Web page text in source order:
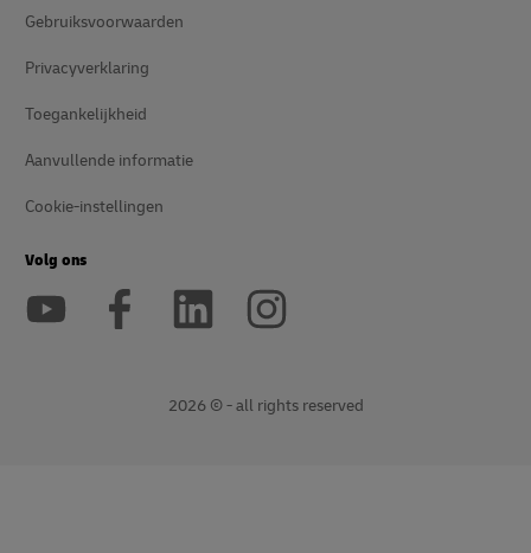
Gebruiksvoorwaarden
Privacyverklaring
Toegankelijkheid
Aanvullende informatie
Cookie-instellingen
Volg ons
2026 © - all rights reserved